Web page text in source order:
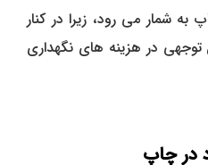
شمار می‌ رود، زیرا در کنار
توجهی در هزینه‌ های نگهداری
در چاپ